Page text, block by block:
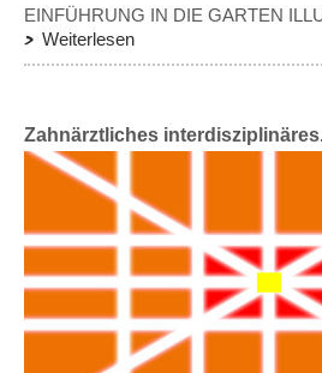
EINFÜHRUNG IN DIE GARTEN
Weiterlesen
Zahnärztliches